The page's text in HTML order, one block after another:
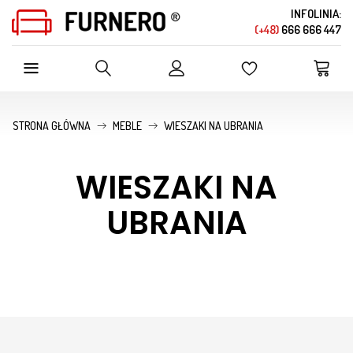
INFOLINIA:
(+48) 666 666 447
SZUKAJ W OFERCIE SKLEPU
STRONA GŁÓWNA MEBLE WIESZAKI NA UBRANIA
WIESZAKI NA
UBRANIA